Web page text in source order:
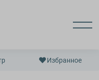
Избранное